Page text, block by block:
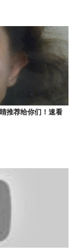
推荐给你们！速看